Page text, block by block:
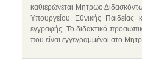
καθιερώνεται Μητρώο
Υπουργείου Εθνικής Παιδείας
εγγραφής. Το διδακτικό
που είναι εγγεγραμμένοι στο